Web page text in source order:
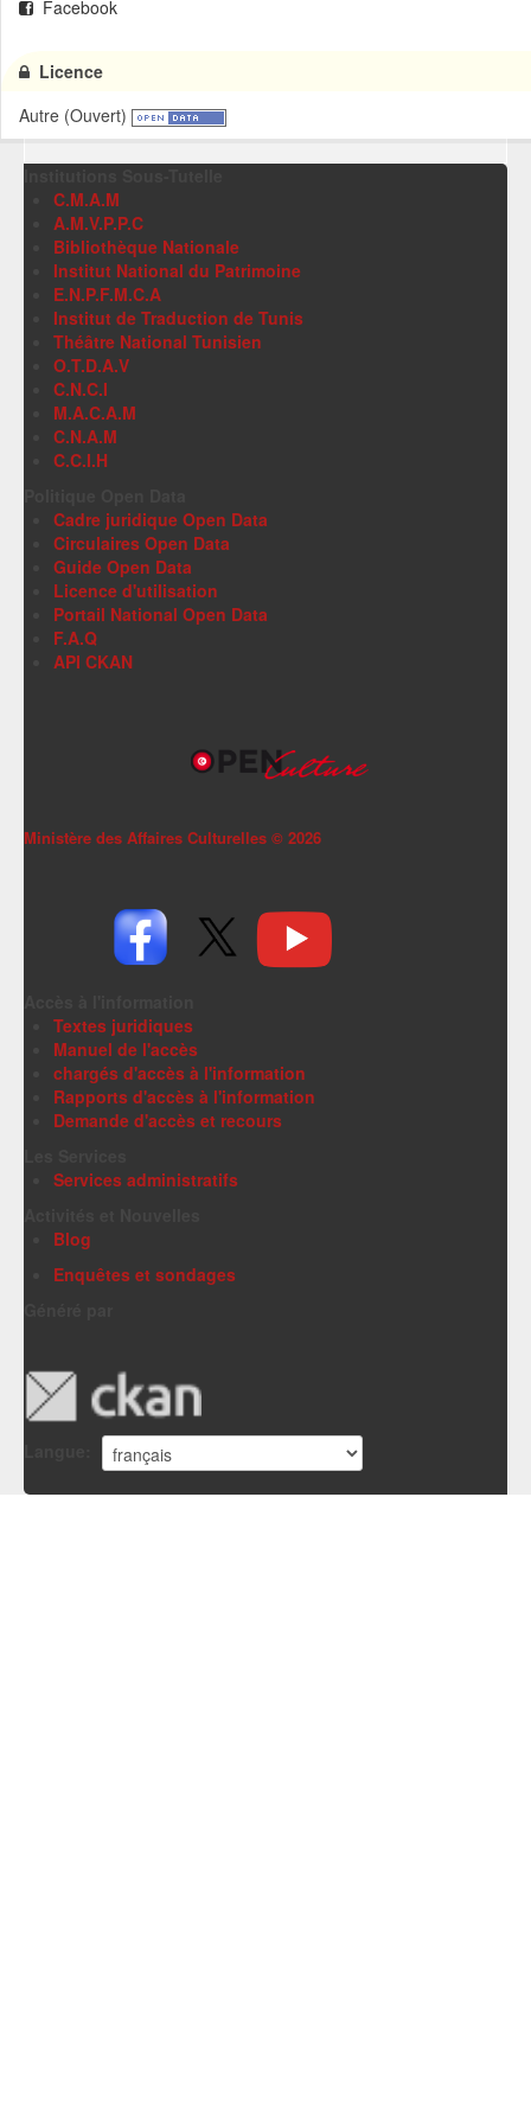
Facebook
Licence
Autre (Ouvert)
C.M.A.M
A.M.V.P.P.C
Bibliothèque Nationale
Institut National du Patrimoine
E.N.P.F.M.C.A
Institut de Traduction de Tunis
Théâtre National Tunisien
O.T.D.A.V
C.N.C.I
M.A.C.A.M
C.N.A.M
C.C.I.H
Cadre juridique Open Data
Circulaires Open Data
Guide Open Data
Licence d'utilisation
Portail National Open Data
F.A.Q
API CKAN
Ministère des Affaires Culturelles © 2026
Textes juridiques
Manuel de l'accès
chargés d'accès à l'information
Rapports d'accès à l'information
Demande d'accès et recours
Services administratifs
Blog
Enquêtes et sondages